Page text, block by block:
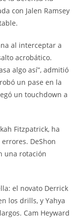
con Jalen Ramsey
al interceptar a
acrobático.
algo así”, admitió
un pase en la
un touchdown a
Fitzpatrick, ha
DeShon
una rotación
el novato Derrick
los drills, y Yahya
Cam Heyward